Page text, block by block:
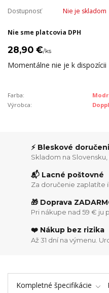
Dostupnosť Nie je skladom
Nie sme platcovia DPH
28,90 €/ks
Momentálne nie je k dispozícii
Farba:
Výrobca:
⚡ Bleskové
Skladom na Slovensku,
📬 Lacné poštovné
Za doručenie zaplatíte
🎁 Doprava
Pri nákupe nad 59 € ju
❤️ Nákup bez rizika
Až 31 dní na výmenu.
Kompletné špecifikácie